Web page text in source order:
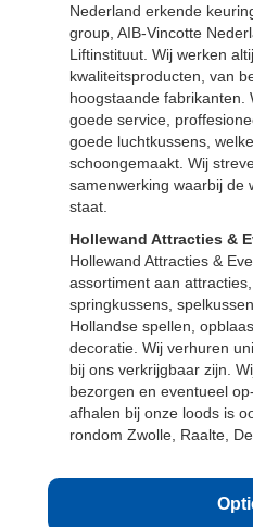
Nederland erkende
group, AIB-Vincotte
Liftinstituut. Wij werken
kwaliteitsproducten, van
hoogstaande fabrikanten.
goede service,
goede luchtkussens,
schoongemaakt. Wij
samenwerking waarbij de
staat.
Hollewand Attracties &
Hollewand Attracties &
assortiment aan
springkussens,
Hollandse spellen,
decoratie. Wij verhuren
bij ons verkrijgbaar zijn.
bezorgen en eventueel
afhalen bij onze loods is
rondom Zwolle, Raalte,